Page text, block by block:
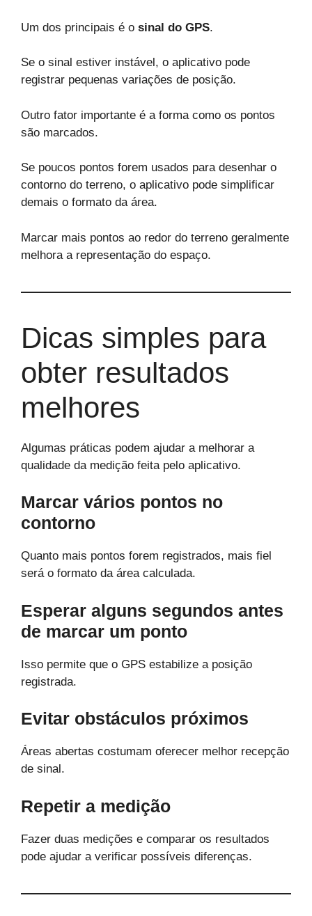
Um dos principais é o sinal do GPS.
Se o sinal estiver instável, o aplicativo pode
registrar pequenas variações de posição.
Outro fator importante é a forma como os pontos
são marcados.
Se poucos pontos forem usados para desenhar o
contorno do terreno, o aplicativo pode simplificar
demais o formato da área.
Marcar mais pontos ao redor do terreno geralmente
melhora a representação do espaço.
Dicas simples para
obter resultados
melhores
Algumas práticas podem ajudar a melhorar a
qualidade da medição feita pelo aplicativo.
Marcar vários pontos no
contorno
Quanto mais pontos forem registrados, mais fiel
será o formato da área calculada.
Esperar alguns segundos antes
de marcar um ponto
Isso permite que o GPS estabilize a posição
registrada.
Evitar obstáculos próximos
Áreas abertas costumam oferecer melhor recepção
de sinal.
Repetir a medição
Fazer duas medições e comparar os resultados
pode ajudar a verificar possíveis diferenças.